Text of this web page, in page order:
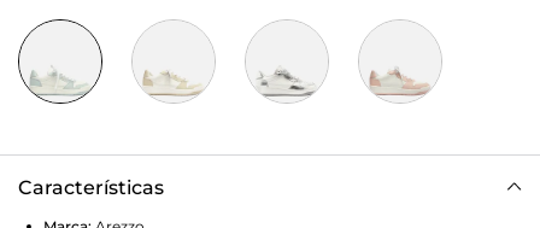
Características